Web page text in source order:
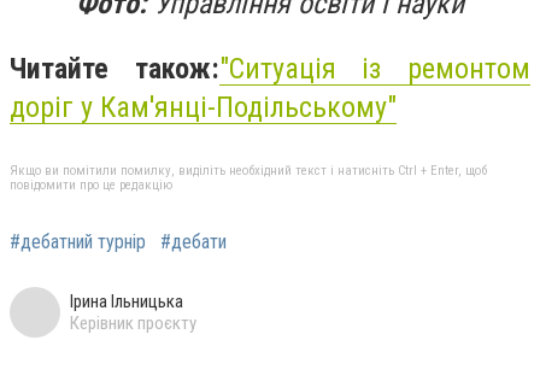
Читайте також:"Ситуація із ремонтом
доріг у Кам'янці-Подільському"
Якщо ви помітили помилку, виділіть необхідний текст і натисніть Ctrl + Enter, щоб
повідомити про це редакцію
#дебатний турнір #дебати
Ірина Ільницька
Керівник проєкту